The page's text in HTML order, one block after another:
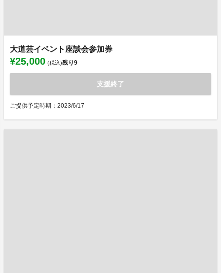
大道芸イベント座談会参加券
¥25,000 (税込)残り9
支援終了
ご提供予定時期：2023/6/17